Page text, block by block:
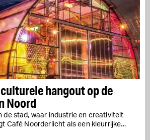
hangout op de
Noord
de stad, waar industrie en creativiteit
Café Noorderlicht als een kleurrijke...